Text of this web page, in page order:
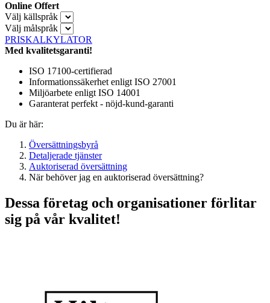
Online Offert
Välj källspråk
Välj målspråk
PRISKALKYLATOR
Med kvalitetsgaranti!
ISO 17100-certifierad
Informationssäkerhet enligt ISO 27001
Miljöarbete enligt ISO 14001
Garanterat perfekt - nöjd-kund-garanti
Du är här:
Översättningsbyrå
Detaljerade tjänster
Auktoriserad översättning
När behöver jag en auktoriserad översättning?
Dessa företag och organisationer förlitar
sig på vår kvalitet!